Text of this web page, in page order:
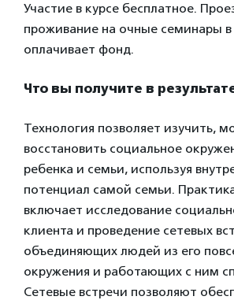
Участие в курсе бесплатное.
проживание на очные семинары
оплачивает фонд.
Что вы получите в
Технология позволяет изучить,
восстановить социальное
ребенка и семьи, используя
потенциал самой семьи.
включает исследование
клиента и проведение сетевых
объединяющих людей из его
окружения и работающих с ним
Сетевые встречи позволяют